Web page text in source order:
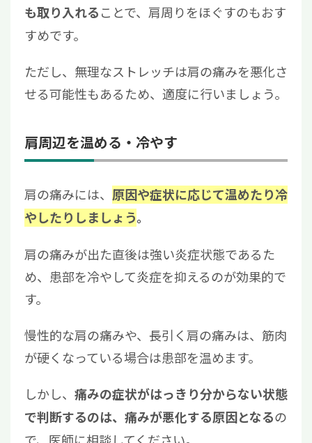
も取り入れることで、肩周りをほぐすのもおす
すめです。
ただし、無理なストレッチは肩の痛みを悪化さ
せる可能性もあるため、適度に行いましょう。
肩周辺を温める・冷やす
肩の痛みには、 原因や症状に応じて温めたり冷
やしたりしましょう。
肩の痛みが出た直後は強い炎症状態であるた
め、患部を冷やして炎症を抑えるのが効果的で
す。
慢性的な肩の痛みや、長引く肩の痛みは、筋肉
が硬くなっている場合は患部を温めます。
しかし、 痛みの症状がはっきり分からない状態
で判断するのは、痛みが悪化する原因となるの